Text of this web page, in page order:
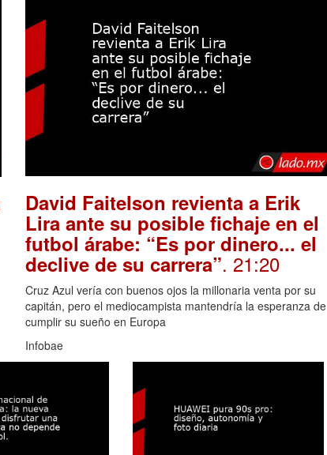
David Faitelson revienta a Erik
Lira ante su posible fichaje en el
futbol árabe: “Es por dinero... el
declive de su carrera”. 21:20
Cruz Azul vería con buenos ojos la millonaria venta por su
capitán, pero el mediocampista mantendría la esperanza de
cumplir su sueño en Europa
Infobae